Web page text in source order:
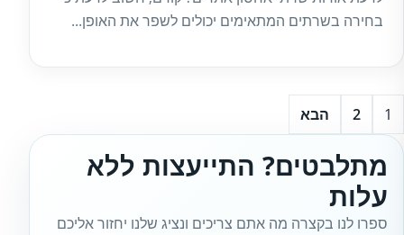
בחירה בשרתים המתאימים יכולים לשפר את האופן...
1
2 הבא
מתלבטים? התייעצות ללא
עלות
ספרו לנו בקצרה מה אתם צריכים ונציג שלנו יחזור אליכם